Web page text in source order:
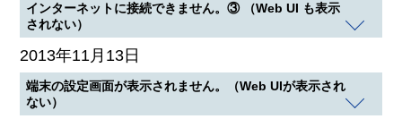
インターネットに接続できません。③ （Web UI も表示
されない）
2013年11月13日
端末の設定画面が表示されません。（Web UIが表示され
ない）